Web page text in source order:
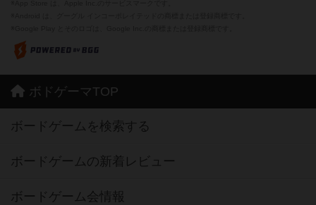
ボドゲーマTOP
ボードゲームを検索する
ボードゲームの新着レビュー
ボードゲーム会情報